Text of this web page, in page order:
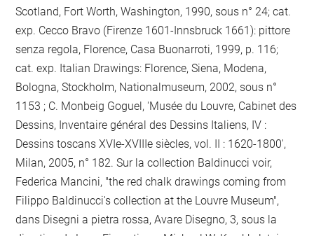
Scotland, Fort Worth, Washington, 1990, sous n° 24; cat.
exp. Cecco Bravo (Firenze 1601-Innsbruck 1661): pittore
senza regola, Florence, Casa Buonarroti, 1999, p. 116;
cat. exp. Italian Drawings: Florence, Siena, Modena,
Bologna, Stockholm, Nationalmuseum, 2002, sous n°
1153 ; C. Monbeig Goguel, 'Musée du Louvre, Cabinet des
Dessins, Inventaire général des Dessins Italiens, IV :
Dessins toscans XVIe-XVIIIe siècles, vol. II : 1620-1800',
Milan, 2005, n° 182. Sur la collection Baldinucci voir,
Federica Mancini, "the red chalk drawings coming from
Filippo Baldinucci's collection at the Louvre Museum",
dans Disegni a pietra rossa, Avare Disegno, 3, sous la